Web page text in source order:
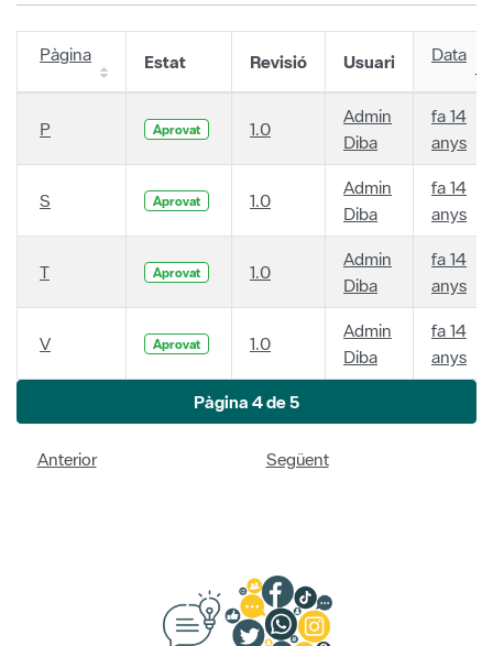
Pàgina Estat Revisió Usuari Data
P Aprovat 1.0
Admin
Diba
fa 14
anys
S Aprovat 1.0
Admin
Diba
fa 14
anys
T Aprovat 1.0
Admin
Diba
fa 14
anys
V Aprovat 1.0
Admin
Diba
fa 14
anys
Pàgina 4 de 5
Anterior Següent